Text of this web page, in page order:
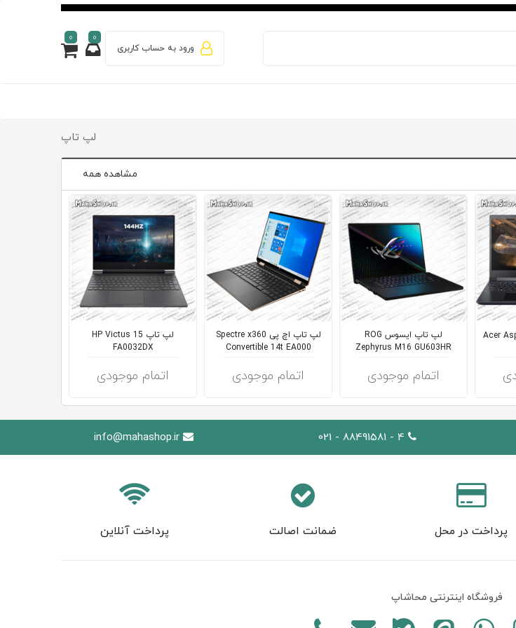
ورود به حساب کاربری
0
0
لپ تاپ
مشاهده همه
لپ تاپ ایسوس ROG
Zephyrus M16 GU603HR
اتمام موجودی
لپ تاپ اچ پی Spectre x360
Convertible 14t EA000
اتمام موجودی
لپ تاپ HP Victus 15
FA0032DX
اتمام موجودی
4 - 88491581 - 021
info@mahashop.ir
پرداخت در محل ضمانت اصالت پرداخت آنلاین
فروشگاه اینترنتی محاشاپ